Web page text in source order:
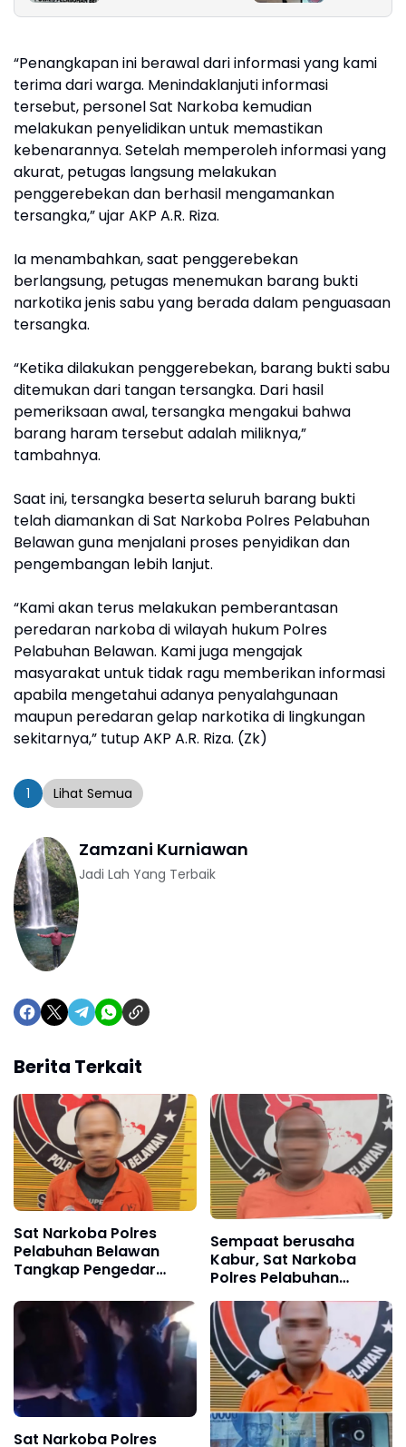
Marelan
“Penangkapan ini berawal dari informasi yang kami
terima dari warga. Menindaklanjuti informasi
tersebut, personel Sat Narkoba kemudian
melakukan penyelidikan untuk memastikan
kebenarannya. Setelah memperoleh informasi yang
akurat, petugas langsung melakukan
penggerebekan dan berhasil mengamankan
tersangka,” ujar AKP A.R. Riza.
Ia menambahkan, saat penggerebekan
berlangsung, petugas menemukan barang bukti
narkotika jenis sabu yang berada dalam penguasaan
tersangka.
“Ketika dilakukan penggerebekan, barang bukti sabu
ditemukan dari tangan tersangka. Dari hasil
pemeriksaan awal, tersangka mengakui bahwa
barang haram tersebut adalah miliknya,”
tambahnya.
Saat ini, tersangka beserta seluruh barang bukti
telah diamankan di Sat Narkoba Polres Pelabuhan
Belawan guna menjalani proses penyidikan dan
pengembangan lebih lanjut.
“Kami akan terus melakukan pemberantasan
peredaran narkoba di wilayah hukum Polres
Pelabuhan Belawan. Kami juga mengajak
masyarakat untuk tidak ragu memberikan informasi
apabila mengetahui adanya penyalahgunaan
maupun peredaran gelap narkotika di lingkungan
sekitarnya,” tutup AKP A.R. Riza. (Zk)
1 Lihat Semua
Zamzani Kurniawan
Jadi Lah Yang Terbaik
Berita Terkait
Sat Narkoba Polres
Pelabuhan Belawan
Tangkap Pengedar
Paket Sabu
Sempaat berusaha
Kabur, Sat Narkoba
Polres Pelabuhan
Belawan Tangkap
Medan Deli
Sat Narkoba Polres